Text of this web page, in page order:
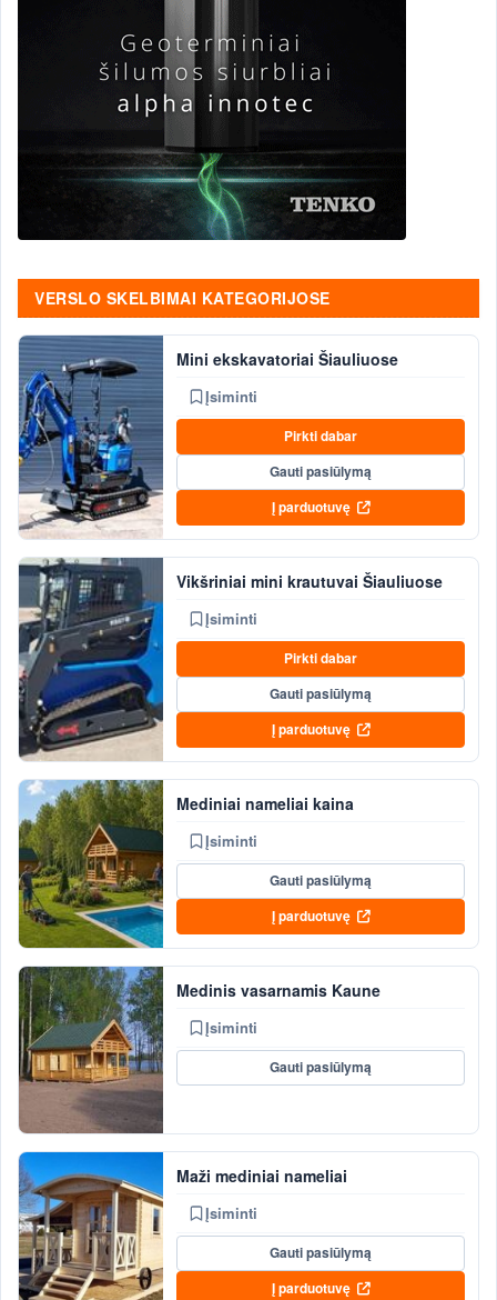
VERSLO SKELBIMAI KATEGORIJOSE
Mini ekskavatoriai Šiauliuose
Įsiminti
Pirkti dabar
Gauti pasiūlymą
Į parduotuvę
Vikšriniai mini krautuvai Šiauliuose
Įsiminti
Pirkti dabar
Gauti pasiūlymą
Į parduotuvę
Mediniai nameliai kaina
Įsiminti
Gauti pasiūlymą
Į parduotuvę
Medinis vasarnamis Kaune
Įsiminti
Gauti pasiūlymą
Maži mediniai nameliai
Įsiminti
Gauti pasiūlymą
Į parduotuvę